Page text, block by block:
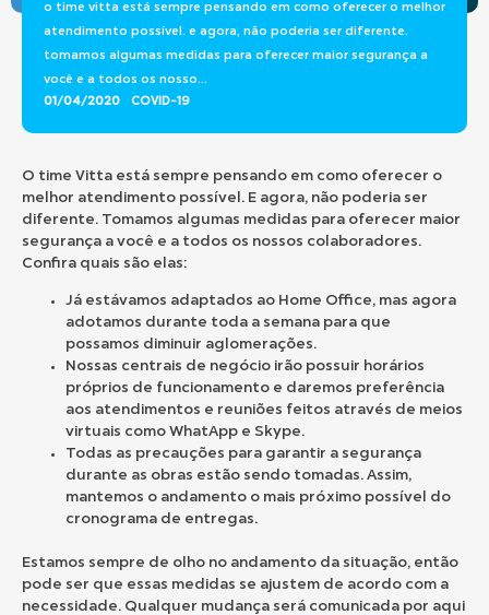
o time vitta está sempre pensando em como oferecer o melhor
atendimento possível. e agora, não poderia ser diferente.
tomamos algumas medidas para oferecer maior segurança a
você e a todos os nosso...
01/04/2020 COVID-19
O time Vitta está sempre pensando em como oferecer o
melhor atendimento possível. E agora, não poderia ser
diferente. Tomamos algumas medidas para oferecer maior
segurança a você e a todos os nossos colaboradores.
Confira quais são elas:
Já estávamos adaptados ao Home Office, mas agora
adotamos durante toda a semana para que
possamos diminuir aglomerações.
Nossas centrais de negócio irão possuir horários
próprios de funcionamento e daremos preferência
aos atendimentos e reuniões feitos através de meios
virtuais como WhatApp e Skype.
Todas as precauções para garantir a segurança
durante as obras estão sendo tomadas. Assim,
mantemos o andamento o mais próximo possível do
cronograma de entregas.
Estamos sempre de olho no andamento da situação, então
pode ser que essas medidas se ajustem de acordo com a
necessidade. Qualquer mudança será comunicada por aqui